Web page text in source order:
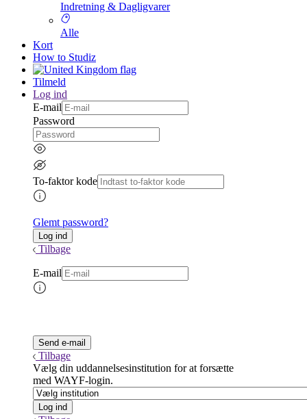
Indretning & Dagligvarer
Alle
Kort
How to Studiz
Tilmeld
Log ind
E-mail
Password
To-faktor kode
Glemt password?
Tilbage
E-mail
Tilbage
Vælg din uddannelsesinstitution for at forsætte
med WAYF-login.